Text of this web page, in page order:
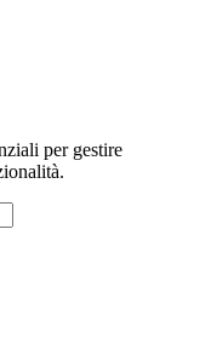
per gestire